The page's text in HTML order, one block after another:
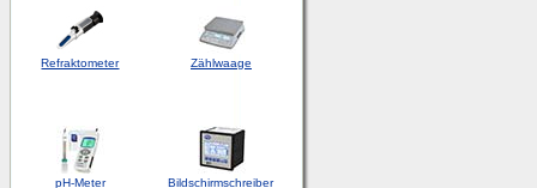
Refraktometer Zählwaage
pH-Meter Bildschirmschreiber